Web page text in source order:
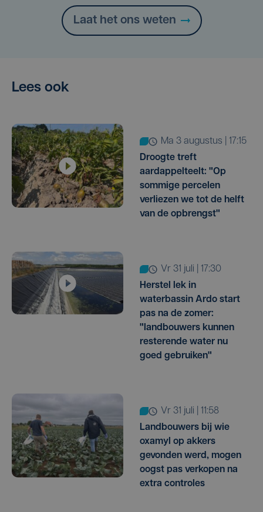
Laat het ons weten
Lees ook
ma 3 augustus | 17:15
Droogte treft
aardappelteelt: "Op
sommige percelen
verliezen we tot de helft
van de opbrengst"
vr 31 juli | 17:30
Herstel lek in
waterbassin Ardo start
pas na de zomer:
"landbouwers kunnen
resterende water nu
goed gebruiken"
vr 31 juli | 11:58
Landbouwers bij wie
oxamyl op akkers
gevonden werd, mogen
oogst pas verkopen na
extra controles